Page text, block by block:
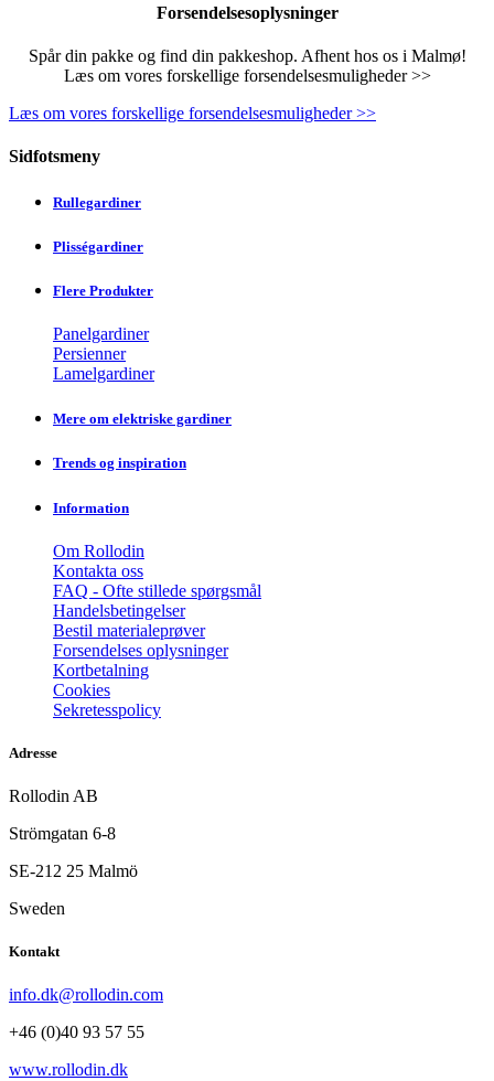
Forsendelsesoplysninger
Spår din pakke og find din pakkeshop. Afhent hos os i Malmø!
Læs om vores forskellige forsendelsesmuligheder >>
Læs om vores forskellige forsendelsesmuligheder >>
Sidfotsmeny
Rullegardiner
Plisségardiner
Flere Produkter
Panelgardiner
Persienner
Lamelgardiner
Mere om elektriske gardiner
Trends og inspiration
Information
Om Rollodin
Kontakta oss
FAQ - Ofte stillede spørgsmål
Handelsbetingelser
Bestil materialeprøver
Forsendelses oplysninger
Kortbetalning
Cookies
Sekretesspolicy
Adresse
Rollodin AB
Strömgatan 6-8
SE-212 25 Malmö
Sweden
Kontakt
info.dk@rollodin.com
+46 (0)40 93 57 55
www.rollodin.dk